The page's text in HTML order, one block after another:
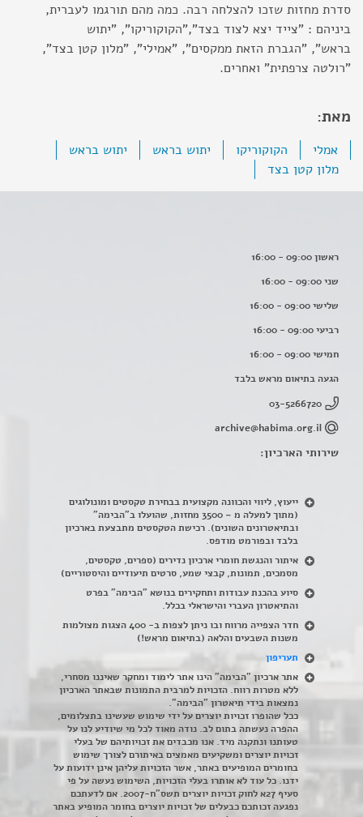
סדרת מחזות שזכו להצלחה רבה. כמה מהם תורגמו לעברית,
ביניהם : "צייד יצא לצוד בצד","הקוקוריקו", "יתוש
בראש", "הגברת הזאת ממקסים", "אמילי", "מלון קטן בצד",
"רולטה צרפתית" ואחרים.
מאת:
אמלי הקוקוריקו יתוש בראש
יתוש בראש
מלון קטן בצד
ראשון 09:00 - 16:00
שני 09:00 - 16:00
שלישי 09:00 - 16:00
רביעי 09:00 - 16:00
חמישי 09:00 - 16:00
הגעה בתיאום מראש בלבד
03-5266720
archive@habima.org.il
שירותי הארכיון:
ייעוץ, ליווי והכוונה מקצועית בבחירת טקסטים ומונולוגים
(מתוך למעלה מ – 3500 מחזות, שהועלו ב"הבימה"
ובתיאטרונים השונים). רכישת הטקסטים מתבצעת בארכיון
בלבד ובפורמט מודפס.
איתור והנגשת חומרי ארכיון נדירים (ספרים, טקסטים,
מסמכים, תמונות, קבצי שמע, סרטים תיעודיים והיסטוריים)
סיוע בהכנת עבודות ותחקירים בנושא "הבימה" בפרט
והתיאטרון העברי והישראלי בכלל.
חדר הצפייה מרווח ובו ניתן לצפות ב- 400 הצגות מצולמות
משנות השבעים והלאה (בתיאום מראש!)
תעריפון
אתר ארכיון "הבימה" הינו אתר לימוד ומחקר שאיננו מסחרי,
ללא מטרות רווח. הזכויות למרבית התמונות שבאתר הארכיון
נמצאות בידי תיאטרון "הבימה".
ככל שהופרו זכויות יוצרים על ידי שימוש שעשינו בתצלומים,
ההפרה נעשתה בתום לב. נודה מאוד לכל מי שיודיע לנו על
טעותנו ונתקנה מיד. אנו מכבדים את זכויותיהם של בעלי
זכויות יוצרים ומשקיעים מאמצים באיתורם לצורך שימוש
בחומרים המופיעים באתר, אשר הזכויות עליהן אינן ידועות על
ידנו. כל עוד לא אותרו בעלי הזכויות, השימוש נעשה על פי
סעיף 27א לחוק זכויות יוצרים תשס"ח-2007. אם לדעתכם
נפגעה זכותכם כבעלים של זכויות יוצרים בחומר המופיע באתר